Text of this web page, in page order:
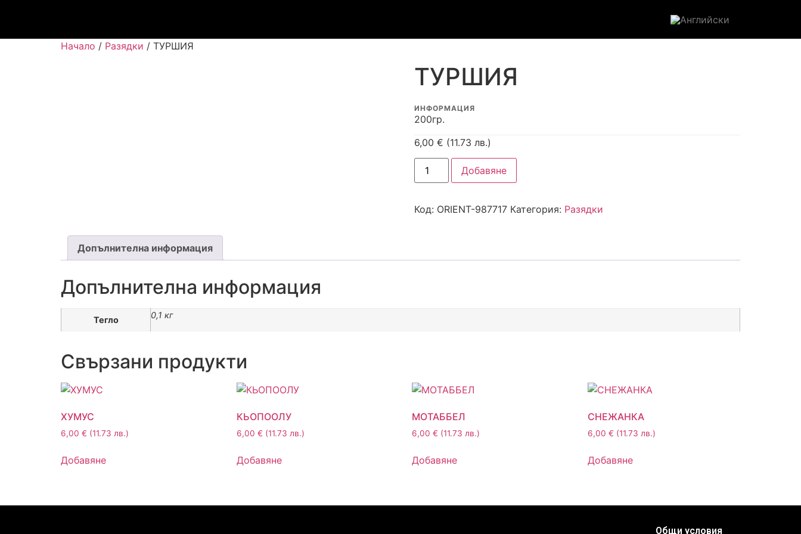
Начало / Разядки / ТУРШИЯ
ТУРШИЯ
ИНФОРМАЦИЯ
200гр.
6,00 € (11.73 лв.)
Добавяне
Код: ORIENT-987717 Категория: Разядки
Допълнителна информация
Допълнителна информация
Тегло 0,1 кг
Свързани продукти
ХУМУС
6,00 € (11.73 лв.)
Добавяне
КЬОПООЛУ
6,00 € (11.73 лв.)
Добавяне
МОТАББЕЛ
6,00€ (11.73 лв.)
Добавяне
СНЕЖАНКА
6,00€ (11.73 лв.)
Добавяне
Общи условия